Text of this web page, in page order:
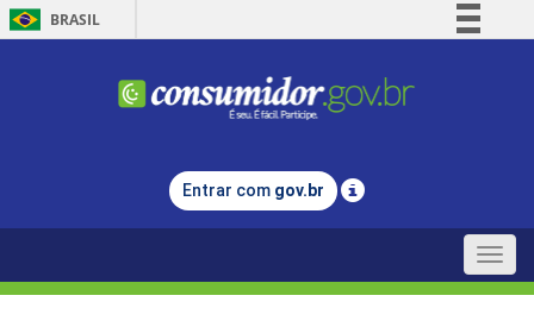
BRASIL
Comunica BR
Legislação
Entrar com gov.br
Toggle